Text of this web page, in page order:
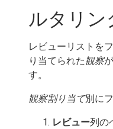
ルタリン
レビューリストを
り当てられた 観察
す。
観察割り当て別に
レビュー列の